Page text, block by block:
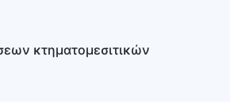
κτηματομεσιτικών
the script and be able to